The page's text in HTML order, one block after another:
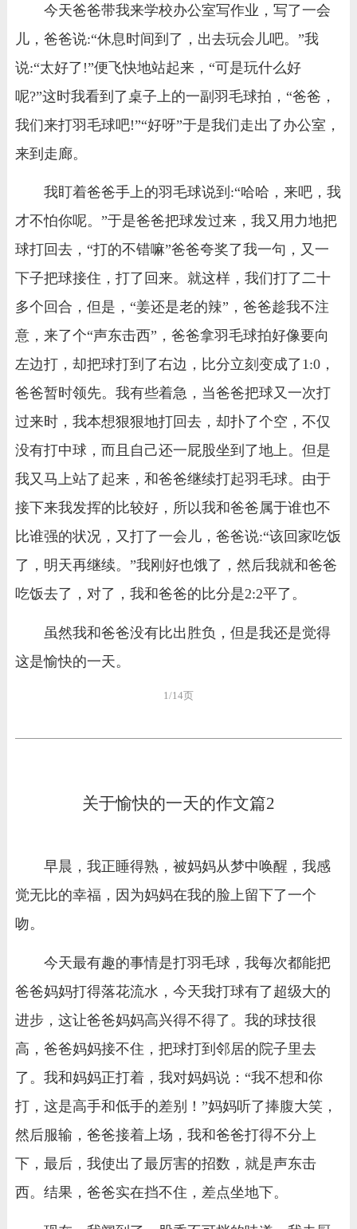
今天爸爸带我来学校办公室写作业，写了一会
儿，爸爸说:“休息时间到了，出去玩会儿吧。”我
说:“太好了!”便飞快地站起来，“可是玩什么好
呢?”这时我看到了桌子上的一副羽毛球拍，“爸爸，
我们来打羽毛球吧!”“好呀”于是我们走出了办公室，
来到走廊。
我盯着爸爸手上的羽毛球说到:“哈哈，来吧，我
才不怕你呢。”于是爸爸把球发过来，我又用力地把
球打回去，“打的不错嘛”爸爸夸奖了我一句，又一
下子把球接住，打了回来。就这样，我们打了二十
多个回合，但是，“姜还是老的辣”，爸爸趁我不注
意，来了个“声东击西”，爸爸拿羽毛球拍好像要向
左边打，却把球打到了右边，比分立刻变成了1:0，
爸爸暂时领先。我有些着急，当爸爸把球又一次打
过来时，我本想狠狠地打回去，却扑了个空，不仅
没有打中球，而且自己还一屁股坐到了地上。但是
我又马上站了起来，和爸爸继续打起羽毛球。由于
接下来我发挥的比较好，所以我和爸爸属于谁也不
比谁强的状况，又打了一会儿，爸爸说:“该回家吃饭
了，明天再继续。”我刚好也饿了，然后我就和爸爸
吃饭去了，对了，我和爸爸的比分是2:2平了。
虽然我和爸爸没有比出胜负，但是我还是觉得
这是愉快的一天。
1/14页
关于愉快的一天的作文篇2
早晨，我正睡得熟，被妈妈从梦中唤醒，我感
觉无比的幸福，因为妈妈在我的脸上留下了一个
吻。
今天最有趣的事情是打羽毛球，我每次都能把
爸爸妈妈打得落花流水，今天我打球有了超级大的
进步，这让爸爸妈妈高兴得不得了。我的球技很
高，爸爸妈妈接不住，把球打到邻居的院子里去
了。我和妈妈正打着，我对妈妈说：“我不想和你
打，这是高手和低手的差别！”妈妈听了捧腹大笑，
然后服输，爸爸接着上场，我和爸爸打得不分上
下，最后，我使出了最厉害的招数，就是声东击
西。结果，爸爸实在挡不住，差点坐地下。